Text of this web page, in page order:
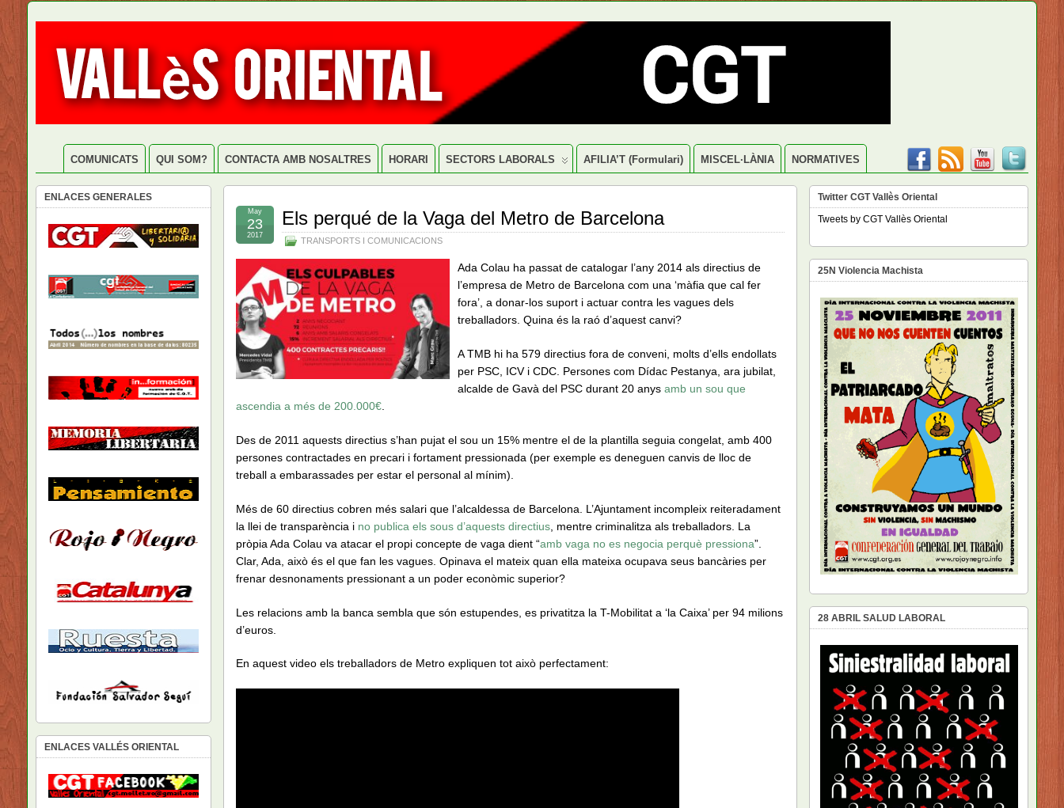
COMUNICATS QUI SOM? CONTACTA AMB NOSALTRES HORARI SECTORS LABORALS AFILIA’T (formulari) MISCEL·LÀNIA NORMATIVES
Els perqué de la Vaga del Metro de Barcelona
TRANSPORTS I COMUNICACIONS
May
23
2017
Ada Colau ha passat de catalogar l’any 2014 als directius de
l’empresa de Metro de Barcelona com una ‘màfia que cal fer
fora’, a donar-los suport i actuar contra les vagues dels
treballadors. Quina és la raó d’aquest canvi?
A TMB hi ha 579 directius fora de conveni, molts d’ells endollats
per PSC, ICV i CDC. Persones com Dídac Pestanya, ara jubilat,
alcalde de Gavà del PSC durant 20 anys amb un sou que
ascendia a més de 200.000€
Des de 2011 aquests directius s’han pujat el sou un 15% mentre el de la plantilla seguia congelat, amb 400
persones contractades en precari i fortament pressionada (per exemple es deneguen canvis de lloc de
treball a embarassades per estar el personal al mínim).
Més de 60 directius cobren més salari que l’alcaldessa de Barcelona. L’Ajuntament incompleix reiteradament
la llei de transparència i no publica els sous d’aquests directius , mentre criminalitza als treballadors. La
pròpia Ada Colau va atacar el propi concepte de vaga dient “amb vaga no es negocia perquè pressiona”.
Clar, Ada, això és el que fan les vagues. Opinava el mateix quan ella mateixa ocupava seus bancàries per
frenar desnonaments pressionant a un poder econòmic superior?
Les relacions amb la banca sembla que són estupendes, es privatitza la T-Mobilitat a ‘la Caixa’ per 94 milions
d’euros.
En aquest video els treballadors de Metro expliquen tot això perfectament:
ENLACES GENERALES
ENLACES VALLÉS ORIENTAL
Twitter CGT Vallès Oriental
Tweets by CGT Vallès Oriental
25N Violencia Machista
28 ABRIL SALUD LABORAL